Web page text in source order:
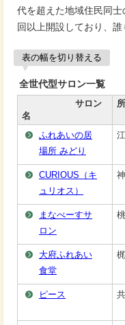
代を超えた地域住民同
回以上開設しており、
表の幅を切り替える
全世代型サロン一覧
サロン
名
ふれあいの居
場所 みどり
CURIOUS（キ
ュリオス）
まなべーすサ
ロン
大府ふれあい
食堂
ピース